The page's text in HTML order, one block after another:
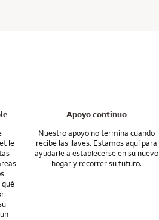
seguir adelante con
le
Apoyo continuo
Nuestro apoyo no termina cuando
recibe las llaves. Estamos aquí para
ayudarle a establecerse en su nuevo
hogar y recorrer su futuro.